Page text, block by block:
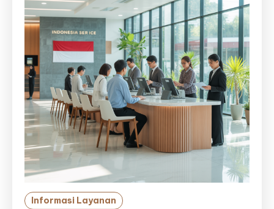
Informasi Layanan